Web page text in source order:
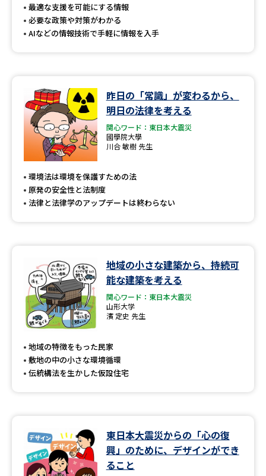
最適な支援を可能にする情報
必要な政策や対策がわかる
AIなどの情報技術で手軽に情報を入手
昨日の「常識」が変わるから、
明日の法律を考える
関心ワード：東日本大震災
國學院大學
川合 敏樹 先生
環境法は環境を保護すための法
原発の安全性と法制度
法律と法律学のアップデートは終わらない
地域の小さな建築から、持続可
能な建築を考える
関心ワード：東日本大震災
山形大学
濱 定史 先生
地域の特徴をもった民家
敷地の中の小さな環境循環
伝統構法を生かした仮設住宅
東日本大震災からの「心の復
興」のために、デザインができ
ること